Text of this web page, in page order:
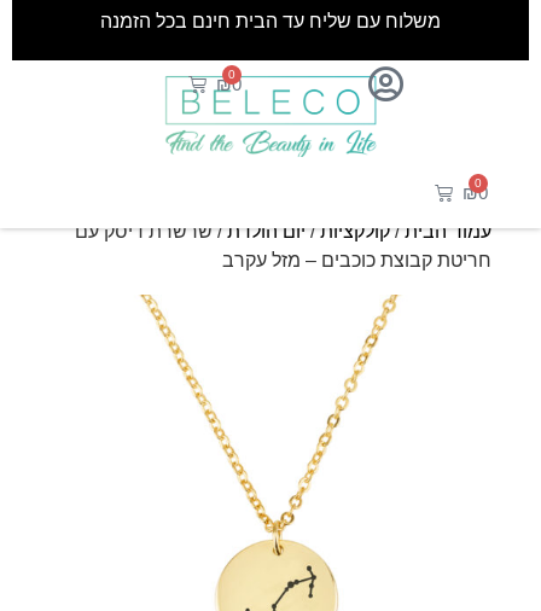
₪0
0
משלוח עם שליח עד הבית חינם בכל הזמנה
₪0
0
עמוד הבית/קולקציות/יום הולדת/ שרשרת דיסק עם
חריטת קבוצת כוכבים – מזל עקרב